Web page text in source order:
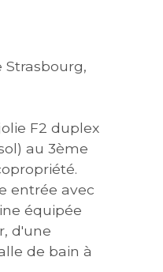
Strasbourg,
F2 duplex
au 3ème
entrée avec
équipée
d'une
de bain à